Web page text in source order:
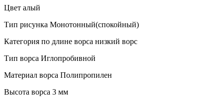
Цвет алый
Тип рисунка Монотонный(спокойный)
Категория по длине ворса низкий ворс
Тип ворса Иглопробивной
Материал ворса Полипропилен
Высота ворса 3 мм